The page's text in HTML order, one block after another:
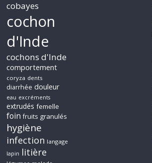
cobayes
cochon
d'Inde
cochons d'Inde
comportement
coryza dents
diarrhée douleur
eau excréments
extrudés femelle
foin fruits granulés
hygiène
infection langage
lapin litière